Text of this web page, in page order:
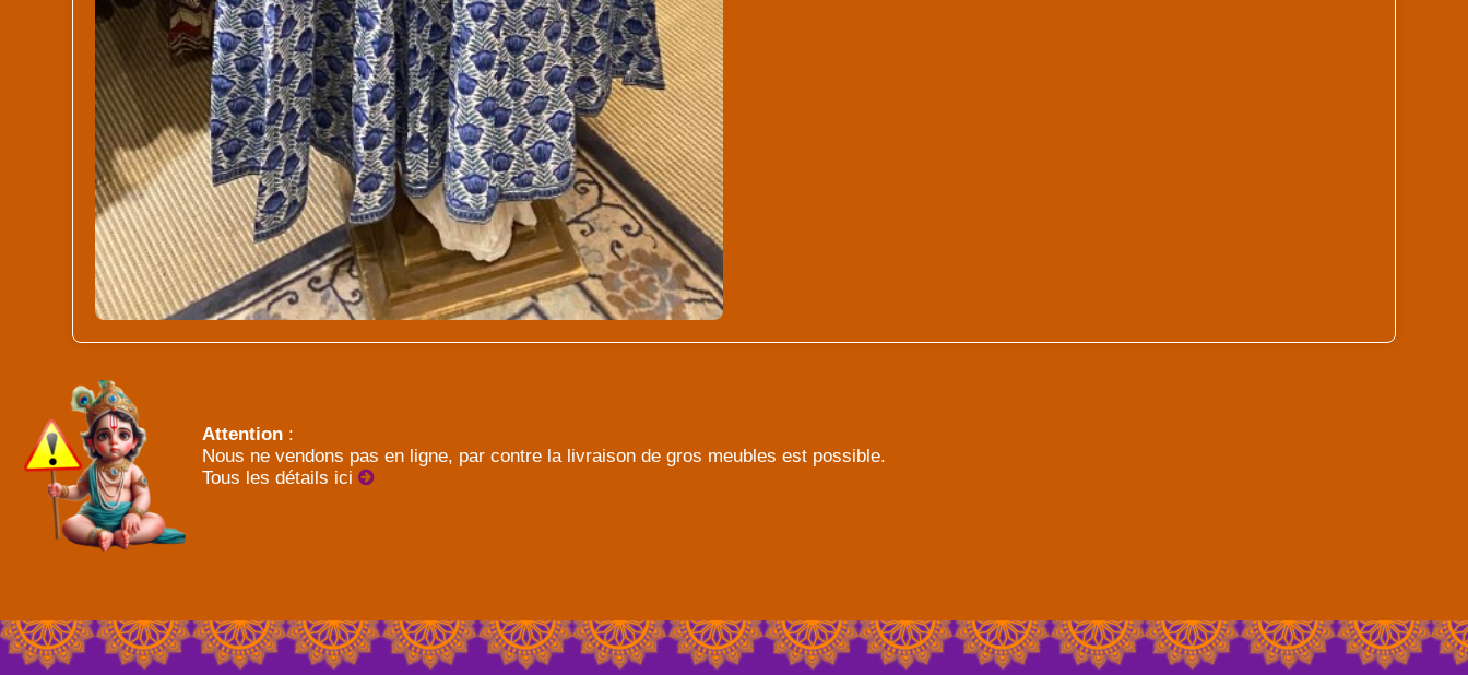
Attention :
Nous ne vendons pas en ligne, par contre la livraison de gros meubles est possible.
Tous les détails ici